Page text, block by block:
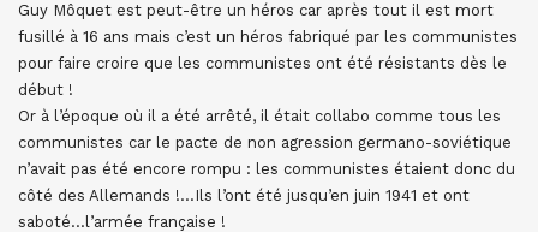
Guy Môquet est peut-être un héros car après tout il est mort
fusillé à 16 ans mais c’est un héros fabriqué par les communistes
pour faire croire que les communistes ont été résistants dès le
début !
Or à l’époque où il a été arrêté, il était collabo comme tous les
communistes car le pacte de non agression germano-soviétique
n’avait pas été encore rompu : les communistes étaient donc du
côté des Allemands !…Ils l’ont été jusqu’en juin 1941 et ont
saboté…l’armée française !